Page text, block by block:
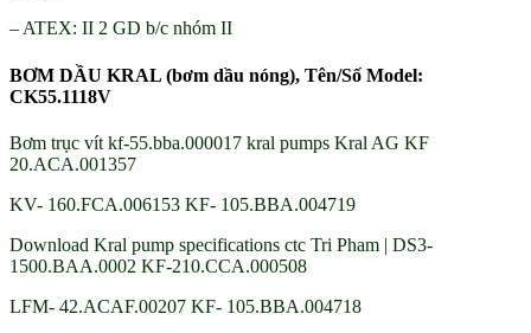
– ATEX: II 2 GD b/c nhóm II
BƠM DẦU KRAL (bơm dầu nóng), Tên/Số Model:
CK55.1118V
Bơm trục vít kf-55.bba.000017 kral pumps Kral AG KF
20.ACA.001357
KV- 160.FCA.006153 KF- 105.BBA.004719
Download Kral pump specifications ctc Tri Pham | DS3-
1500.BAA.0002 KF-210.CCA.000508
LFM- 42.ACAF.00207 KF- 105.BBA.004718